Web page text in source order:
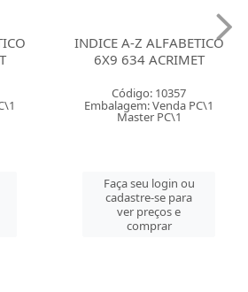
INDICE A-Z ALFABETICO
6X9 634 ACRIMET
Código: 10357
Embalagem: Venda PC\1
Master PC\1
Faça seu login ou
cadastre-se para
ver preços e
comprar